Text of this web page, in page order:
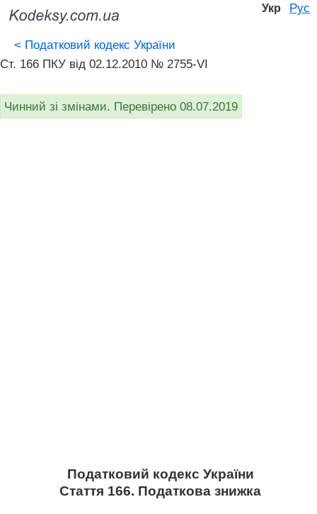
Укр Рус
< Податковий кодекс України
Ст. 166 ПКУ від 02.12.2010 № 2755-VI
Чинний зі змінами. Перевірено 08.07.2019
Податковий кодекс України
Стаття 166. Податкова знижка